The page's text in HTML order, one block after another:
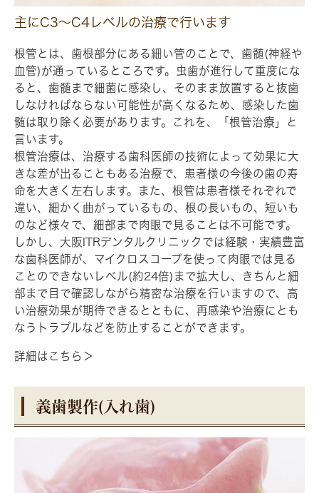
主にC3～C4レベルの治療で行います
根管とは、歯根部分にある細い管のことで、歯髄(神経や
血管)が通っているところです。虫歯が進行して重度にな
ると、歯髄まで細菌に感染し、そのまま放置すると抜歯
しなければならない可能性が高くなるため、感染した歯
髄は取り除く必要があります。これを、「根管治療」と
言います。
根管治療は、治療する歯科医師の技術によって効果に大
きな差が出ることもある治療で、患者様の今後の歯の寿
命を大きく左右します。また、根管は患者様それぞれで
違い、細かく曲がっているもの、根の長いもの、短いも
のなど様々で、細部まで肉眼で見ることは不可能です。
しかし、大阪ITRデンタルクリニックでは経験・実績豊富
な歯科医師が、マイクロスコープを使って肉眼では見る
ことのできないレベル(約24倍)まで拡大し、きちんと細
部まで目で確認しながら精密な治療を行いますので、高
い治療効果が期待できるとともに、再感染や治療にとも
なうトラブルなどを防止することができます。
詳細はこちら＞
義歯製作(入れ歯)